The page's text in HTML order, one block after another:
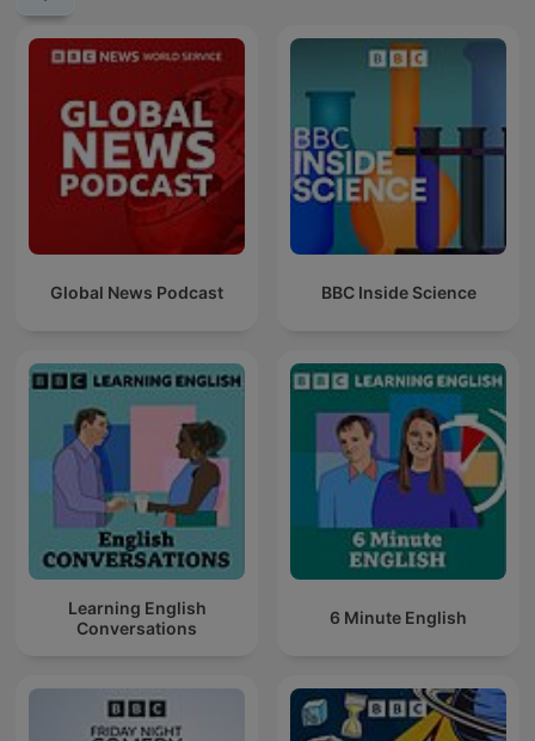
Global News Podcast BBC Inside Science
Learning English
Conversations
6 Minute English